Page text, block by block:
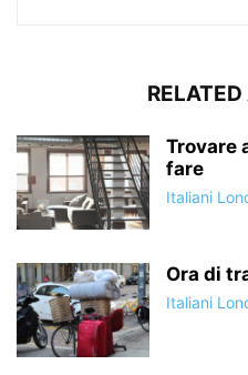
Trovare
fare
Italiani
Ora di
Italiani